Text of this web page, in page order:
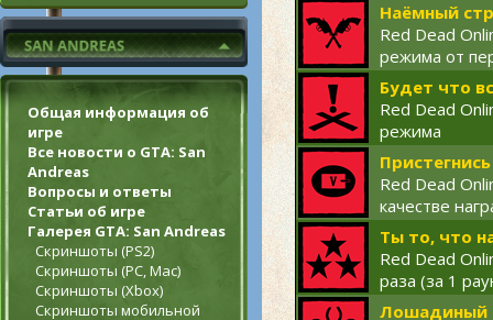
Общая информация об
игре
Все новости о GTA: San
Andreas
Вопросы и ответы
Статьи об игре
Галерея GTA: San Andreas
Скриншоты (PS2)
Скриншоты (PC, Mac)
Скриншоты (Xbox)
Скриншоты мобильной
Наёмный
Red Dead
режима от
Будет что
Red Dead
режима
Пристегнись
Red Dead
качестве
Ты то, что
Red Dead
раза (за 1
Лошадиный